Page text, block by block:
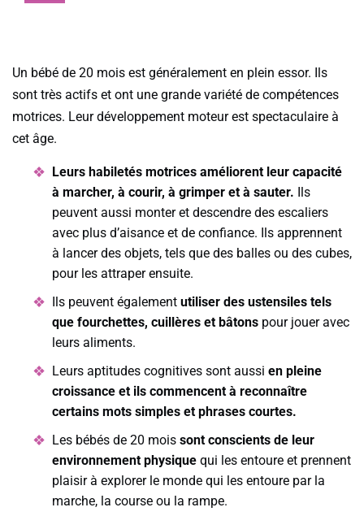
Un bébé de 20 mois est généralement en plein essor. Ils
sont très actifs et ont une grande variété de compétences
motrices. Leur développement moteur est spectaculaire à
cet âge.
Leurs habiletés motrices améliorent leur capacité
à marcher, à courir, à grimper et à sauter. Ils
peuvent aussi monter et descendre des escaliers
avec plus d’aisance et de confiance. Ils apprennent
à lancer des objets, tels que des balles ou des cubes,
pour les attraper ensuite.
Ils peuvent également utiliser des ustensiles tels
que fourchettes, cuillères et bâtons pour jouer avec
leurs aliments.
Leurs aptitudes cognitives sont aussi en pleine
croissance et ils commencent à reconnaître
certains mots simples et phrases courtes.
Les bébés de 20 mois sont conscients de leur
environnement physique qui les entoure et prennent
plaisir à explorer le monde qui les entoure par la
marche, la course ou la rampe.